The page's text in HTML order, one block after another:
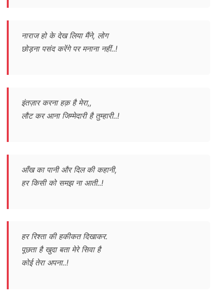
नाराज हो के देख लिया मैंने, लोग
छोड़ना पसंद करेंगे पर मनाना नहीं..!
इंतज़ार करना हक़ है मेरा,,
लौट कर आना जिम्मेदारी है तुम्हारी..!
आँख का पानी और दिल की कहानी,
हर किसी को समझ ना आती..!
हर रिश्ता की हकीकत दिखाकर.
पूछता है खुदा बता मेरे सिवा है
कोई तेरा अपना..!